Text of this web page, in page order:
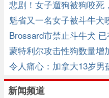
悲剧！女子遛狗被狗咬死
魁省又一名女子被斗牛犬
Brossard市禁止斗牛犬
蒙特利尔攻击性狗数量增
令人痛心：加拿大13岁
亡
新闻频道